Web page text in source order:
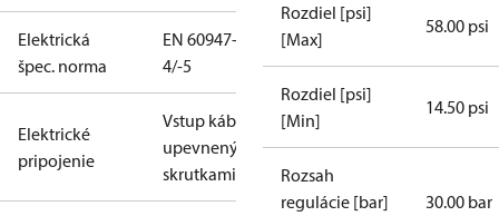
Elektrická
špec. norma
EN 60947-
4/-5
Elektrické
pripojenie
Vstup kábla
upevnený
skrutkami
Rozdiel [psi]
[Max]
58.00 psi
Rozdiel [psi]
[Min]
14.50 psi
Rozsah
regulácie [bar]
30.00 bar